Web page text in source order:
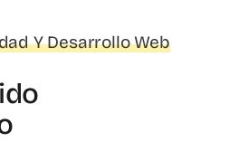
Y Desarrollo Web